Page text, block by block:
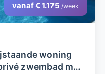
vanaf € 1.175 /week
woning
zwembad met